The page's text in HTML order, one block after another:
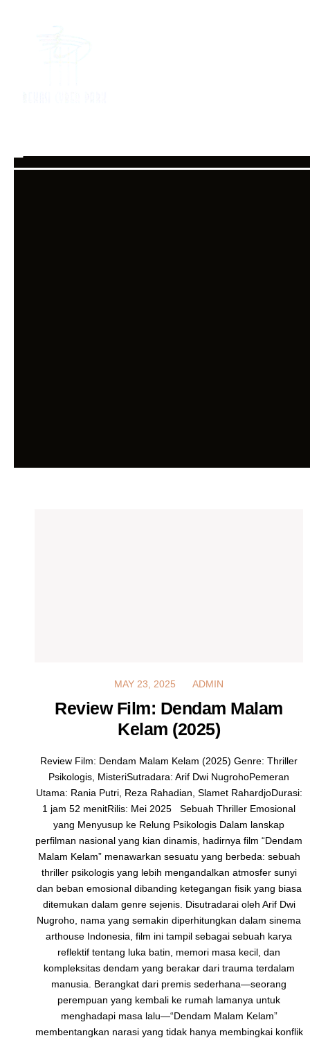
MAY 23, 2025
MAY 23, 2025 ADMIN
Review Film: Dendam Malam
Kelam (2025)
Review Film: Dendam Malam Kelam (2025) Genre: Thriller
Psikologis, MisteriSutradara: Arif Dwi NugrohoPemeran
Utama: Rania Putri, Reza Rahadian, Slamet RahardjoDurasi:
1 jam 52 menitRilis: Mei 2025 Sebuah Thriller Emosional
yang Menyusup ke Relung Psikologis Dalam lanskap
perfilman nasional yang kian dinamis, hadirnya film “Dendam
Malam Kelam” menawarkan sesuatu yang berbeda: sebuah
thriller psikologis yang lebih mengandalkan atmosfer sunyi
dan beban emosional dibanding ketegangan fisik yang biasa
ditemukan dalam genre sejenis. Disutradarai oleh Arif Dwi
Nugroho, nama yang semakin diperhitungkan dalam sinema
arthouse Indonesia, film ini tampil sebagai sebuah karya
reflektif tentang luka batin, memori masa kecil, dan
kompleksitas dendam yang berakar dari trauma terdalam
manusia. Berangkat dari premis sederhana—seorang
perempuan yang kembali ke rumah lamanya untuk
menghadapi masa lalu—“Dendam Malam Kelam”
membentangkan narasi yang tidak hanya membingkai konflik